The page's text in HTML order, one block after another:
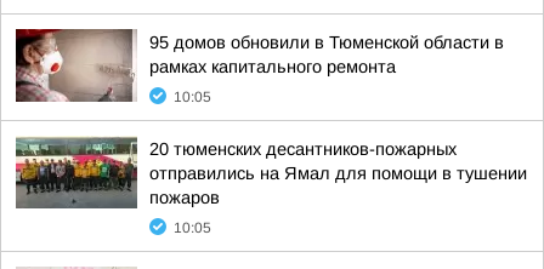
95 домов обновили в Тюменской области в
рамках капитального ремонта
10:05
20 тюменских десантников-пожарных
отправились на Ямал для помощи в тушении
пожаров
10:05